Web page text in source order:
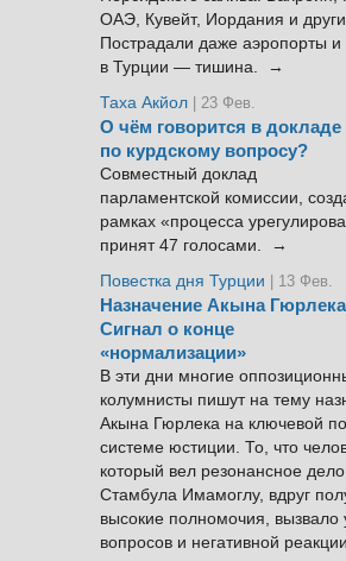
ОАЭ, Кувейт, Иордания и
Пострадали даже аэропорты
в Турции — тишина. →
Таха Акйол | 23 Фев.
О чём говорится в докладе
по курдскому вопросу?
Совместный доклад
парламентской комиссии,
рамках «процесса
принят 47 голосами. →
Повестка дня Турции
| 13 Фев.
Назначение Акына
Сигнал о конце
«нормализации»
В эти дни многие
колумнисты пишут на тему
Акына Гюрлека на ключевой
системе юстиции. То, что
который вел резонансное
Стамбула Имамоглу, вдруг
высокие полномочия, вызвало
вопросов и негативной